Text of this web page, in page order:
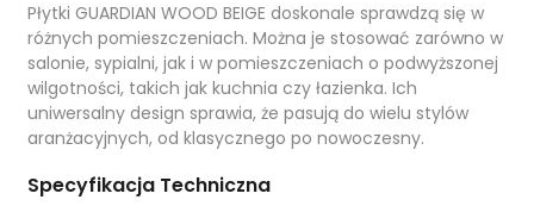
Płytki GUARDIAN WOOD BEIGE doskonale sprawdzą się w
różnych pomieszczeniach. Można je stosować zarówno w
salonie, sypialni, jak i w pomieszczeniach o podwyższonej
wilgotności, takich jak kuchnia czy łazienka. Ich
uniwersalny design sprawia, że pasują do wielu stylów
aranżacyjnych, od klasycznego po nowoczesny.
Specyfikacja Techniczna